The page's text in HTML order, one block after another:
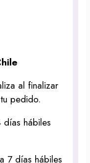
al finalizar
pedido.
hábiles
7 días hábiles